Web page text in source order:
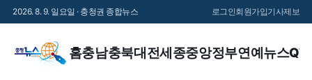
2026. 8. 9. 일요일 · 충청권 종합뉴스 로그인회원가입기사제보
홈충남충북대전세종중앙정부연예 뉴스